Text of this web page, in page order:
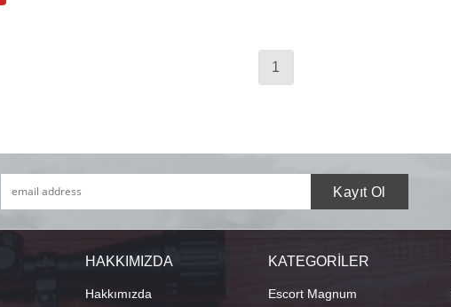
1
HAKKIMIZDA
Hakkımızda
KATEGORİLER
Escort Magnum